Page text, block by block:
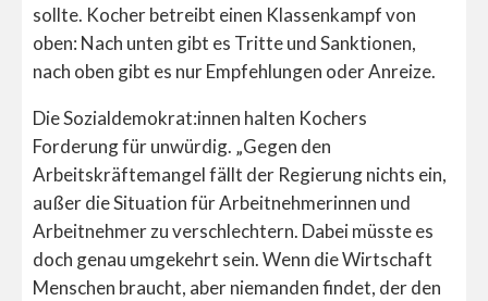
sollte. Kocher betreibt einen Klassenkampf von
oben: Nach unten gibt es Tritte und Sanktionen,
nach oben gibt es nur Empfehlungen oder Anreize.
Die Sozialdemokrat:innen halten Kochers
Forderung für unwürdig. „Gegen den
Arbeitskräftemangel fällt der Regierung nichts ein,
außer die Situation für Arbeitnehmerinnen und
Arbeitnehmer zu verschlechtern. Dabei müsste es
doch genau umgekehrt sein. Wenn die Wirtschaft
Menschen braucht, aber niemanden findet, der den